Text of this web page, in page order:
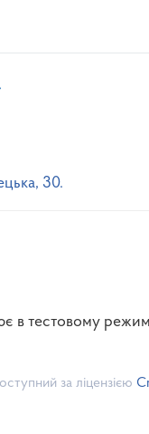
30.
в тестовому
за ліцензією